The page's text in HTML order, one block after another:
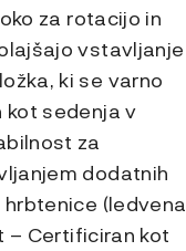
za rotacijo in
vstavljanje
ki se varno
kot sedenja v
za
dodatnih
(ledvena
– Certificiran kot